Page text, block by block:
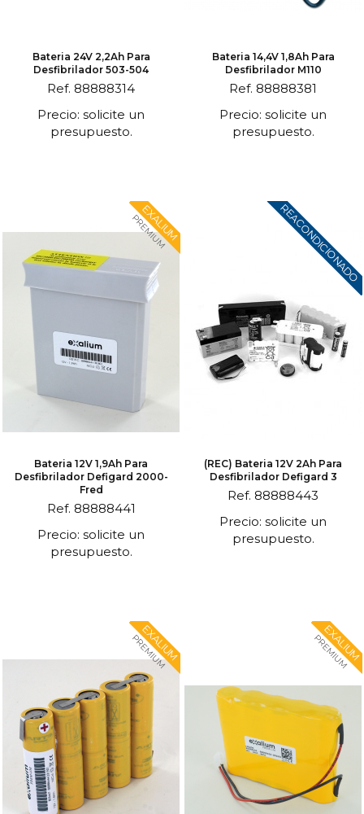
Bateria 24V 2,2Ah Para
Desfibrilador 503-504
Ref. 88888314
Precio: solicite un
presupuesto.
Bateria 14,4V 1,8Ah Para
Desfibrilador M110
Ref. 88888381
Precio: solicite un
presupuesto.
EXALIUM
PREMIUM
Bateria 12V 1,9Ah Para
Desfibrilador Defigard 2000-
Fred
Ref. 88888441
Precio: solicite un
presupuesto.
REACONDICIONADO
(REC) Bateria 12V 2Ah Para
Desfibrilador Defigard 3
Ref. 88888443
Precio: solicite un
presupuesto.
EXALIUM
PREMIUM EXALIUM
PREMIUM